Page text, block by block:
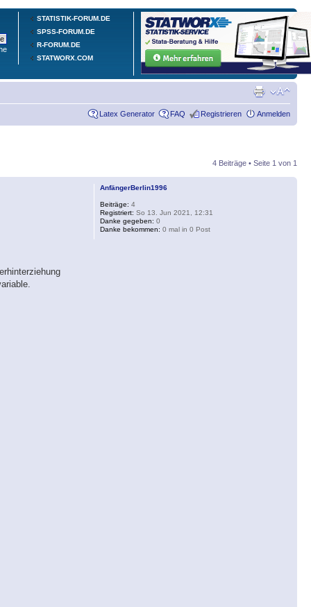
STATISTIK-FORUM.DE
SPSS-FORUM.DE
R-FORUM.DE
STATWORX.COM
Latex Generator FAQ Registrieren Anmelden
4 Beiträge • Seite 1 von 1
AnfängerBerlin1996
Beiträge: 4
Registriert: So 13. Jun 2021, 12:31
Danke gegeben: 0
Danke bekommen: 0 mal in 0 Post